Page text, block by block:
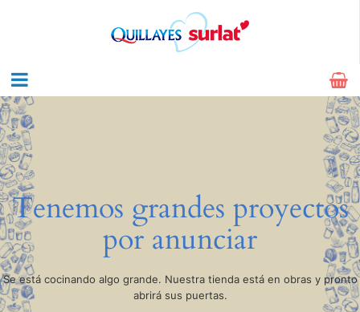
Tenemos grandes proyectos
por anunciar
Se está cocinando algo grande. Nuestra tienda está en obras y pronto
abrirá sus puertas.